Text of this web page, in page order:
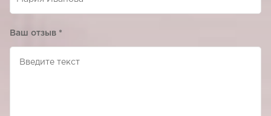
Ваш отзыв *